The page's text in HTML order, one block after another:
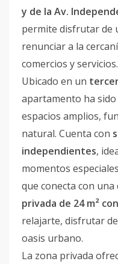
y de la Av.
permite disfrutar de
renunciar a la
comercios y servicios.
Ubicado en un
apartamento ha
espacios amplios,
natural. Cuenta con
independientes,
momentos
que conecta con
privada de 24 m²
relajarte, disfrutar
oasis urbano.
La zona privada